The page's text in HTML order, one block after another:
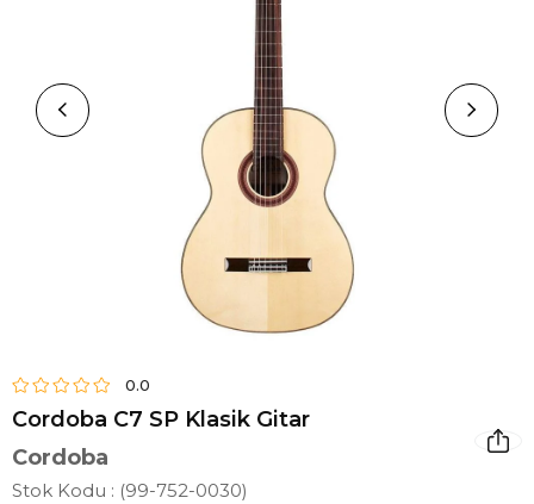
0.0
Cordoba C7 SP Klasik Gitar
Cordoba
Stok Kodu (99-752-0030)